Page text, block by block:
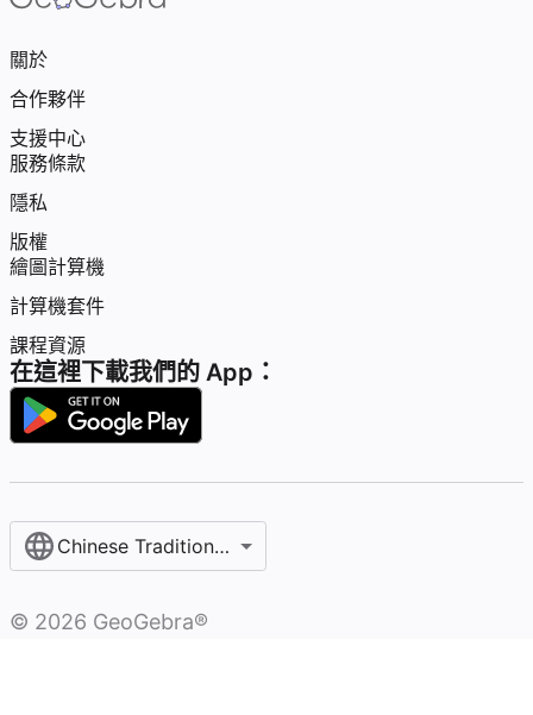
關於
合作夥伴
支援中心
服務條款
隱私
版權
繪圖計算機
計算機套件
課程資源
在這裡下載我們的 App：
Chinese Traditional / 繁體中文
© 2026 GeoGebra®